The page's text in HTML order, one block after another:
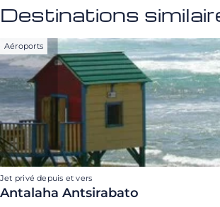
Destinations
Aéroports
Jet privé depuis et vers
Antalaha Antsirabato